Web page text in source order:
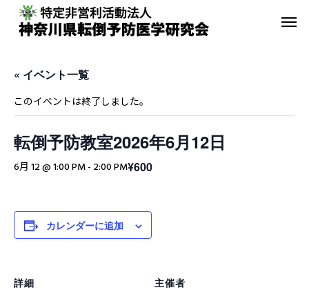
転倒予防教室
その他の活動
2023年間活動報告
« イベント一覧
このイベントは終了しました。
転倒予防教室2026年6月12日
6月 12 @ 1:00 PM - 2:00 PM¥600
カレンダーに追加
詳細
主催者